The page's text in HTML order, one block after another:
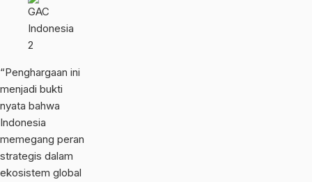
“Penghargaan ini
menjadi bukti
nyata bahwa
Indonesia
memegang peran
strategis dalam
ekosistem global